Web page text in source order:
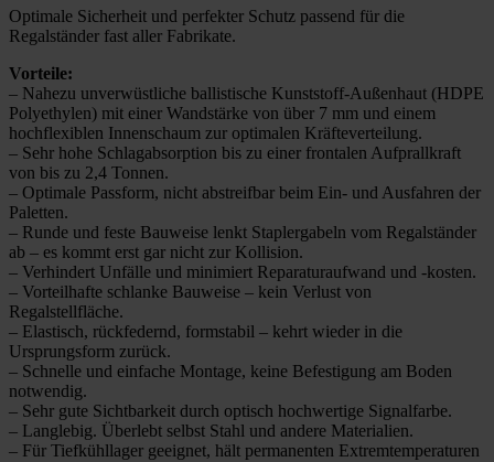
Optimale Sicherheit und perfekter Schutz passend für die
Regalständer fast aller Fabrikate.
Vorteile:
– Nahezu unverwüstliche ballistische Kunststoff-Außenhaut (HDPE
Polyethylen) mit einer Wandstärke von über 7 mm und einem
hochflexiblen Innenschaum zur optimalen Kräfteverteilung.
– Sehr hohe Schlagabsorption bis zu einer frontalen Aufprallkraft
von bis zu 2,4 Tonnen.
– Optimale Passform, nicht abstreifbar beim Ein- und Ausfahren der
Paletten.
– Runde und feste Bauweise lenkt Staplergabeln vom Regalständer
ab – es kommt erst gar nicht zur Kollision.
– Verhindert Unfälle und minimiert Reparaturaufwand und -kosten.
– Vorteilhafte schlanke Bauweise – kein Verlust von
Regalstellfläche.
– Elastisch, rückfedernd, formstabil – kehrt wieder in die
Ursprungsform zurück.
– Schnelle und einfache Montage, keine Befestigung am Boden
notwendig.
– Sehr gute Sichtbarkeit durch optisch hochwertige Signalfarbe.
– Langlebig. Überlebt selbst Stahl und andere Materialien.
– Für Tiefkühllager geeignet, hält permanenten Extremtemperaturen